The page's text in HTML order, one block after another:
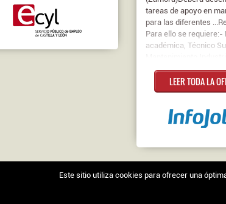
tareas de apoyo en
para las diferentes
Para ello se requiere:-
académica, Técnico
necesaria pero
Experiencia de 1 año
posiciones similares.
Experiencia en
electrodo e hilo-
guardias.Contrato: De
determinadaJornada:
LEER TODA LA
Este sitio utiliza cookies para ofrecer una